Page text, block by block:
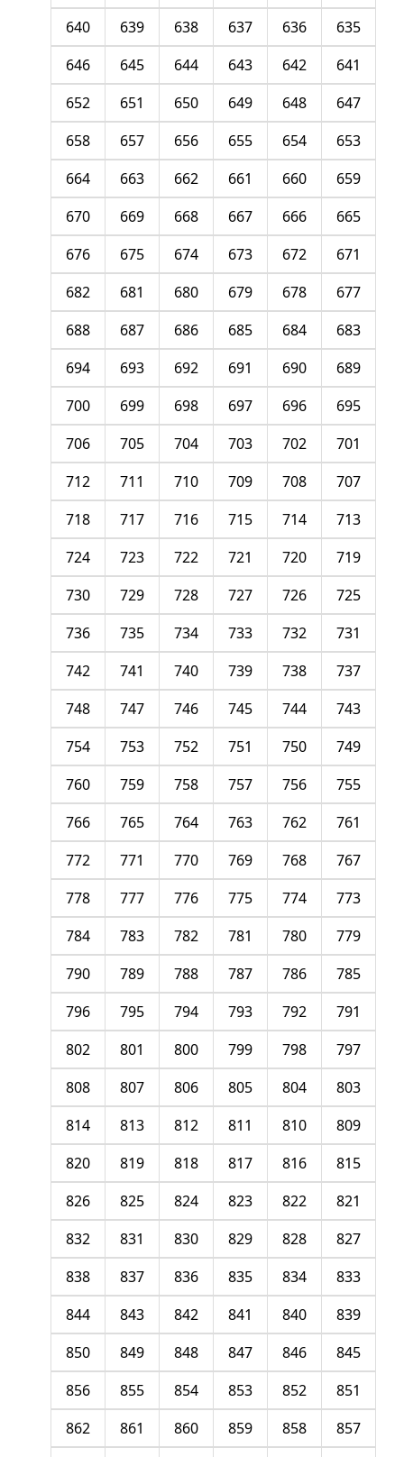
635
636
637
638
639
640
641
642
643
644
645
646
647
648
649
650
651
652
653
654
655
656
657
658
659
660
661
662
663
664
665
666
667
668
669
670
671
672
673
674
675
676
677
678
679
680
681
682
683
684
685
686
687
688
689
690
691
692
693
694
695
696
697
698
699
700
701
702
703
704
705
706
707
708
709
710
711
712
713
714
715
716
717
718
719
720
721
722
723
724
725
726
727
728
729
730
731
732
733
734
735
736
737
738
739
740
741
742
743
744
745
746
747
748
749
750
751
752
753
754
755
756
757
758
759
760
761
762
763
764
765
766
767
768
769
770
771
772
773
774
775
776
777
778
779
780
781
782
783
784
785
786
787
788
789
790
791
792
793
794
795
796
797
798
799
800
801
802
803
804
805
806
807
808
809
810
811
812
813
814
815
816
817
818
819
820
821
822
823
824
825
826
827
828
829
830
831
832
833
834
835
836
837
838
839
840
841
842
843
844
845
846
847
848
849
850
851
852
853
854
855
856
857
858
859
860
861
862